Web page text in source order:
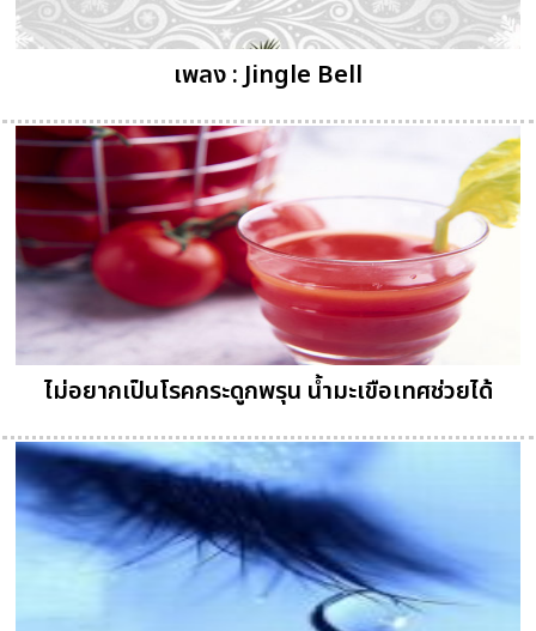
เพลง : Jingle Bell
ไม่อยากเป็นโรคกระดูกพรุน น้ำมะเขือเทศช่วยได้